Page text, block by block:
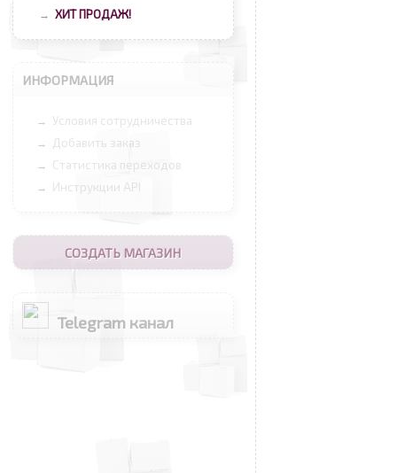
→ ХИТ ПРОДАЖ!
ИНФОРМАЦИЯ
→ Условия сотрудничества
→ Добавить заказ
→ Статистика переходов
→ Инструкции API
СОЗДАТЬ МАГАЗИН
Telegram канал